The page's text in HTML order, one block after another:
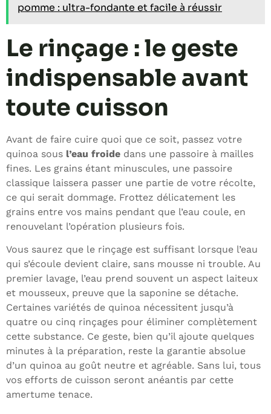
pomme : ultra-fondante et facile à réussir
Le rinçage : le geste
indispensable avant
toute cuisson
Avant de faire cuire quoi que ce soit, passez votre
quinoa sous l’eau froide dans une passoire à mailles
fines. Les grains étant minuscules, une passoire
classique laissera passer une partie de votre récolte,
ce qui serait dommage. Frottez délicatement les
grains entre vos mains pendant que l’eau coule, en
renouvelant l’opération plusieurs fois.
Vous saurez que le rinçage est suffisant lorsque l’eau
qui s’écoule devient claire, sans mousse ni trouble. Au
premier lavage, l’eau prend souvent un aspect laiteux
et mousseux, preuve que la saponine se détache.
Certaines variétés de quinoa nécessitent jusqu’à
quatre ou cinq rinçages pour éliminer complètement
cette substance. Ce geste, bien qu’il ajoute quelques
minutes à la préparation, reste la garantie absolue
d’un quinoa au goût neutre et agréable. Sans lui, tous
vos efforts de cuisson seront anéantis par cette
amertume tenace.